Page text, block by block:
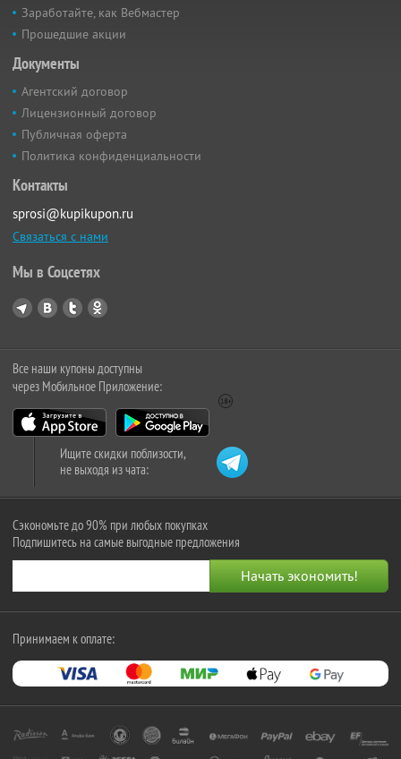
Заработайте, как Вебмастер
Прошедшие акции
Документы
Агентский договор
Лицензионный договор
Публичная оферта
Политика конфиденциальности
Контакты
sprosi@kupikupon.ru
Связаться с нами
Мы в Соцсетях
Все наши купоны доступны
через Мобильное Приложение:
Ищите скидки поблизости,
не выходя из чата:
Сэкономьте до 90% при любых покупках
Подпишитесь на самые выгодные предложения
Принимаем к оплате: